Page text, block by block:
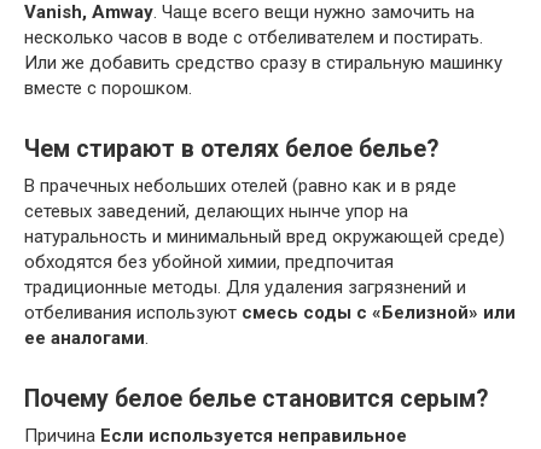
Vanish, Amway. Чаще всего вещи нужно замочить на
несколько часов в воде с отбеливателем и постирать.
Или же добавить средство сразу в стиральную машинку
вместе с порошком.
Чем стирают в отелях белое белье?
В прачечных небольших отелей (равно как и в ряде
сетевых заведений, делающих нынче упор на
натуральность и минимальный вред окружающей среде)
обходятся без убойной химии, предпочитая
традиционные методы. Для удаления загрязнений и
отбеливания используют смесь соды с «Белизной» или
ее аналогами.
Почему белое белье становится серым?
Причина Если используется неправильное